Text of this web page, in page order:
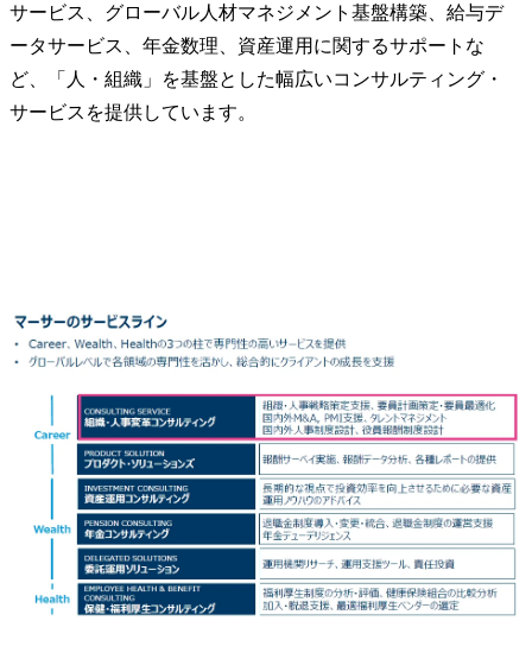
サービス、グローバル人材マネジメント基盤構築、給与デ
ータサービス、年金数理、資産運用に関するサポートな
ど、「人・組織」を基盤とした幅広いコンサルティング・